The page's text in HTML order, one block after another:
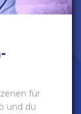
für
und du